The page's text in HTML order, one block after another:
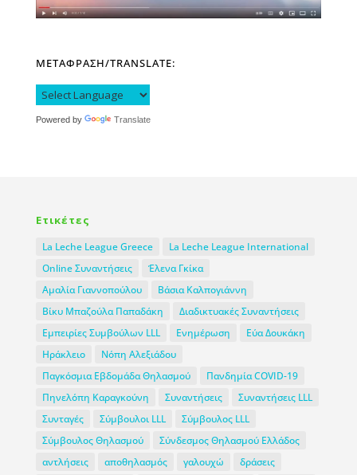
ΜΕΤΑΦΡΑΣΗ/TRANSLATE:
Powered by Translate
Ετικέτες
La Leche League Greece
La Leche League International
Online Συναντήσεις
Έλενα Γκίκα
Αμαλία Γιαννοπούλου
Βάσια Καλπογιάννη
Βίκυ Μπαζούλα Παπαδάκη
Διαδικτυακές Συναντήσεις
Εμπειρίες Συμβούλων LLL
Ενημέρωση
Εύα Δουκάκη
Ηράκλειο
Νόπη Αλεξιάδου
Παγκόσμια Εβδομάδα Θηλασμού
Πανδημία COVID-19
Πηνελόπη Καραγκούνη
Συναντήσεις
Συναντήσεις LLL
Συνταγές
Σύμβουλοι LLL
Σύμβουλος LLL
Σύμβουλος Θηλασμού
Σύνδεσμος Θηλασμού Ελλάδος
αντλήσεις
αποθηλασμός γαλουχώ
δράσεις